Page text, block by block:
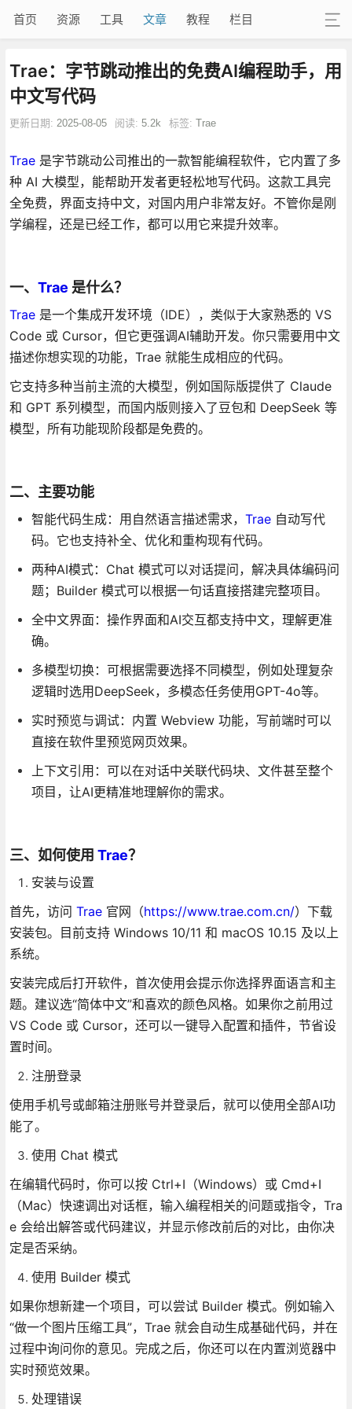
首页 资源 工具 文章 教程 栏目
Trae：字节跳动推出的免费AI编程助手，用
中文写代码
更新日期: 2025-08-05 阅读: 5.2k 标签: Trae
Trae是字节跳动公司推出的一款智能编程软件，它内置了多
种 AI 大模型，能帮助开发者更轻松地写代码。这款工具完
全免费，界面支持中文，对国内用户非常友好。不管你是刚
学编程，还是已经工作，都可以用它来提升效率。
一、 Trae 是什么？
Trae是一个集成开发环境（IDE），类似于大家熟悉的 VS
Code 或 Cursor，但它更强调AI辅助开发。你只需要用中文
描述你想实现的功能，Trae 就能生成相应的代码。
它支持多种当前主流的大模型，例如国际版提供了 Claude
和 GPT 系列模型，而国内版则接入了豆包和 DeepSeek 等
模型，所有功能现阶段都是免费的。
二、主要功能
智能代码生成：用自然语言描述需求， Trae自动写代
码。它也支持补全、优化和重构现有代码。
两种AI模式：Chat 模式可以对话提问，解决具体编码问
题；Builder 模式可以根据一句话直接搭建完整项目。
全中文界面：操作界面和AI交互都支持中文，理解更准
确。
多模型切换：可根据需要选择不同模型，例如处理复杂
逻辑时选用DeepSeek，多模态任务使用GPT-4o等。
实时预览与调试：内置 Webview 功能，写前端时可以
直接在软件里预览网页效果。
上下文引用：可以在对话中关联代码块、文件甚至整个
项目，让AI更精准地理解你的需求。
三、如何使用 Trae？
安装与设置
首先，访问 Trae官网（https://www.trae.com.cn/）下载
安装包。目前支持 Windows 10/11 和 macOS 10.15 及以上
系统。
安装完成后打开软件，首次使用会提示你选择界面语言和主
题。建议选“简体中文”和喜欢的颜色风格。如果你之前用过
VS Code 或 Cursor，还可以一键导入配置和插件，节省设
置时间。
注册登录
使用手机号或邮箱注册账号并登录后，就可以使用全部AI功
能了。
使用 Chat 模式
在编辑代码时，你可以按 Ctrl+I（Windows）或 Cmd+I
（Mac）快速调出对话框，输入编程相关的问题或指令，Tra
e 会给出解答或代码建议，并显示修改前后的对比，由你决
定是否采纳。
使用 Builder 模式
如果你想新建一个项目，可以尝试 Builder 模式。例如输入
“做一个图片压缩工具”，Trae 就会自动生成基础代码，并在
过程中询问你的意见。完成之后，你还可以在内置浏览器中
实时预览效果。
处理错误